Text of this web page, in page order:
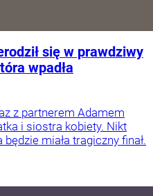
się w prawdziwy
wpadła
z partnerem Adamem
i siostra kobiety. Nikt
miała tragiczny finał.